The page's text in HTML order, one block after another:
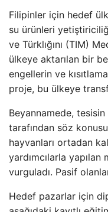
Filipinler için hedef
su ürünleri
ve Türklığını (TIM)
ülkeye aktarılan bir
engellerin ve
proje, bu ülkeye
Beyannamede,
tarafından söz
hayvanları ortadan
yardımcılarla
vurguladı. Pasif
Hedef pazarlar için